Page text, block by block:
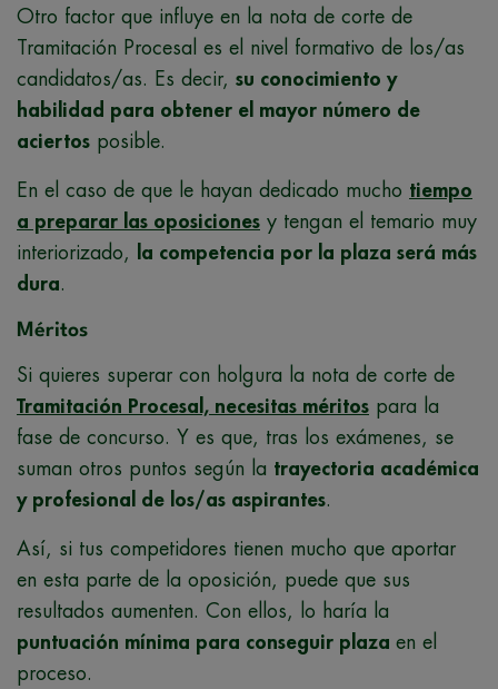
Otro factor que influye en la nota de corte de
Tramitación Procesal es el nivel formativo de los/as
candidatos/as. Es decir, su conocimiento y
habilidad para obtener el mayor número de
aciertos posible.
En el caso de que le hayan dedicado mucho tiempo
a preparar las oposiciones y tengan el temario muy
interiorizado,
la competencia por la plaza será más
dura.
Méritos
Si quieres superar con holgura la nota de corte de
Tramitación Procesal, necesitas méritos para la
fase de concurso. Y es que, tras los exámenes, se
suman otros puntos según la trayectoria académica
y profesional de los/as aspirantes.
Así, si tus competidores tienen mucho que aportar
en esta parte de la oposición, puede que sus
resultados aumenten. Con ellos, lo haría la
puntuación mínima para conseguir plaza en el
proceso.